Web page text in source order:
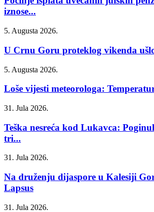
iznose...
5. Augusta 2026.
U Crnu Goru proteklog vikenda
5. Augusta 2026.
Loše vijesti meteorologa:
31. Jula 2026.
Teška nesreća kod Lukavca:
tri...
31. Jula 2026.
Na druženju dijaspore u Kalesiji
Lapsus
31. Jula 2026.